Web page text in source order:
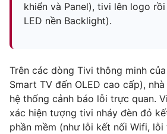
khiển và Panel), tivi lên logo
LED nền Backlight).
Trên các dòng Tivi thông minh
Smart TV đến OLED cao cấp),
hệ thống cảnh báo lỗi trực quan.
xác hiện tượng tivi nháy đèn đỏ
phần mềm (như lỗi kết nối Wifi,